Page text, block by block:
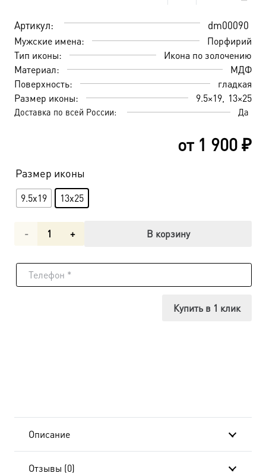
Артикул: dm00090
Мужские имена:
Порфирий
Тип иконы:
Икона по золочению
Материал:
МДФ
Поверхность:
гладкая
Размер иконы:
9.5×19 13×25
Доставка по всей России: Да
от 1 900₽
Размер иконы
9.5x19 13x25
Количество
Икона
В корзину
Купить в 1 клик
Описание
Отзывы (0)